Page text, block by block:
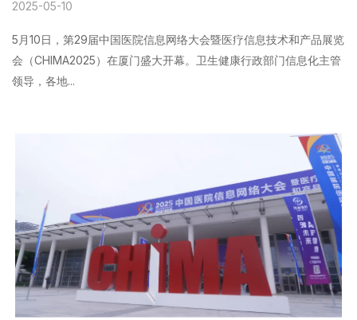
2025-05-10
5月10日，第29届中国医院信息网络大会暨医疗信息技术和产品展览
会（CHIMA2025）在厦门盛大开幕。卫生健康行政部门信息化主管
领导，各地...